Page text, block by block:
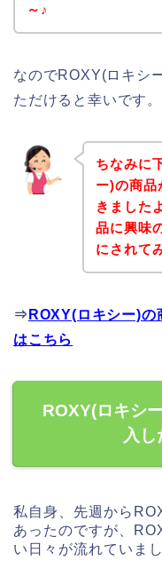
～♪
なのでROXY(ロキシ
ただけると幸いです。
ちなみに
ー)の商品
きました
品に興味
にされて
⇒ ROXY(ロキシー)
はこちら
ROXY(ロキシ
入
私自身、先週から
あったのですが、
い日々が流れていまし